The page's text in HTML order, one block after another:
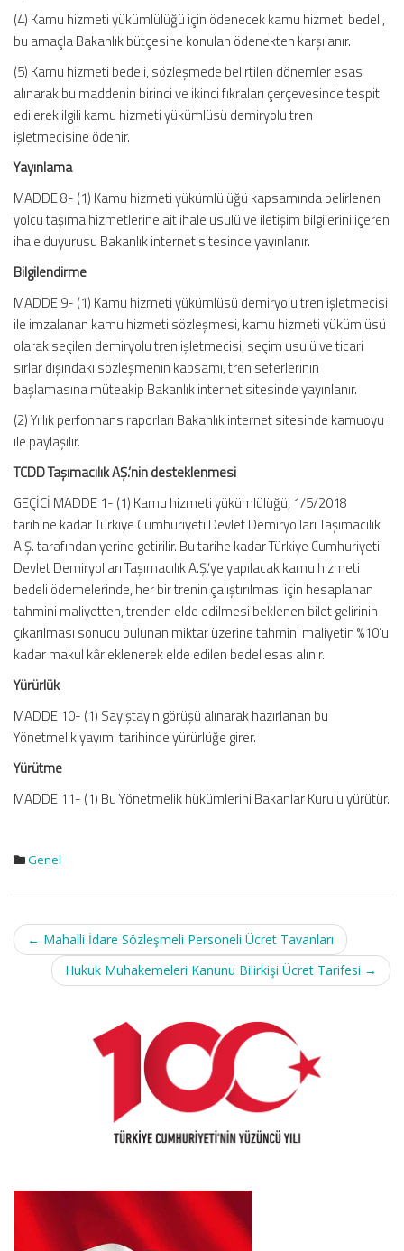
(4) Kamu hizmeti yükümlülüğü için ödenecek kamu hizmeti bedeli,
bu amaçla Bakanlık bütçesine konulan ödenekten karşılanır.
(5) Kamu hizmeti bedeli, sözleşmede belirtilen dönemler esas
alınarak bu maddenin birinci ve ikinci fıkraları çerçevesinde tespit
edilerek ilgili kamu hizmeti yükümlüsü demiryolu tren
işletmecisine ödenir.
Yayınlama
MADDE 8- (1) Kamu hizmeti yükümlülüğü kapsamında belirlenen
yolcu taşıma hizmetlerine ait ihale usulü ve iletişim bilgilerini içeren
ihale duyurusu Bakanlık internet sitesinde yayınlanır.
Bilgilendirme
MADDE 9- (1) Kamu hizmeti yükümlüsü demiryolu tren işletmecisi
ile imzalanan kamu hizmeti sözleşmesi, kamu hizmeti yükümlüsü
olarak seçilen demiryolu tren işletmecisi, seçim usulü ve ticari
sırlar dışındaki sözleşmenin kapsamı, tren seferlerinin
başlamasına müteakip Bakanlık internet sitesinde yayınlanır.
(2) Yıllık perfonnans raporları Bakanlık internet sitesinde kamuoyu
ile paylaşılır.
TCDD Taşımacılık AŞ.’nin desteklenmesi
GEÇİCİ MADDE 1- (1) Kamu hizmeti yükümlülüğü, 1/5/2018
tarihine kadar Türkiye Cumhuriyeti Devlet Demiryolları Taşımacılık
A.Ş. tarafından yerine getirilir. Bu tarihe kadar Türkiye Cumhuriyeti
Devlet Demiryolları Taşımacılık A.Ş.’ye yapılacak kamu hizmeti
bedeli ödemelerinde, her bir trenin çalıştırılması için hesaplanan
tahmini maliyetten, trenden elde edilmesi beklenen bilet gelirinin
çıkarılması sonucu bulunan miktar üzerine tahmini maliyetin %10’u
kadar makul kâr eklenerek elde edilen bedel esas alınır.
Yürürlük
MADDE 10- (1) Sayıştayın görüşü alınarak hazırlanan bu
Yönetmelik yayımı tarihinde yürürlüğe girer.
Yürütme
MADDE 11- (1) Bu Yönetmelik hükümlerini Bakanlar Kurulu yürütür.
Genel
Post
navigation
← Mahalli İdare Sözleşmeli Personeli Ücret Tavanları
Hukuk Muhakemeleri Kanunu Bilirkişi Ücret Tarifesi →